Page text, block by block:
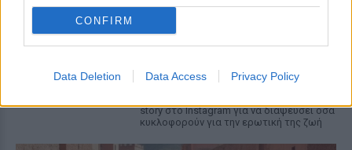
CONFIRM
Data Deletion Data Access Privacy Policy
τις φήμες χωρισμού με τον
καμία πληροφορία πριν
ΧΤΕΣ
story στο Instagram για να διαψεύσει όσα
κυκλοφορούν για την ερωτική της ζωή